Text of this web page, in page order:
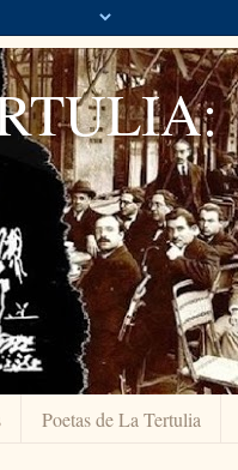
Poetas de La Tertulia